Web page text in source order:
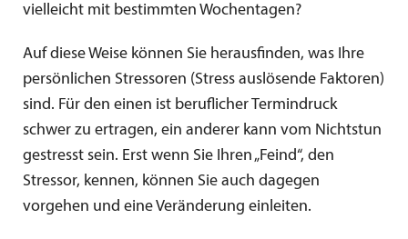
vielleicht mit bestimmten Wochentagen?
Auf diese Weise können Sie herausfinden, was Ihre
persönlichen Stressoren (Stress auslösende Faktoren)
sind. Für den einen ist beruflicher Termindruck
schwer zu ertragen, ein anderer kann vom Nichtstun
gestresst sein. Erst wenn Sie Ihren „Feind“, den
Stressor, kennen, können Sie auch dagegen
vorgehen und eine Veränderung einleiten.